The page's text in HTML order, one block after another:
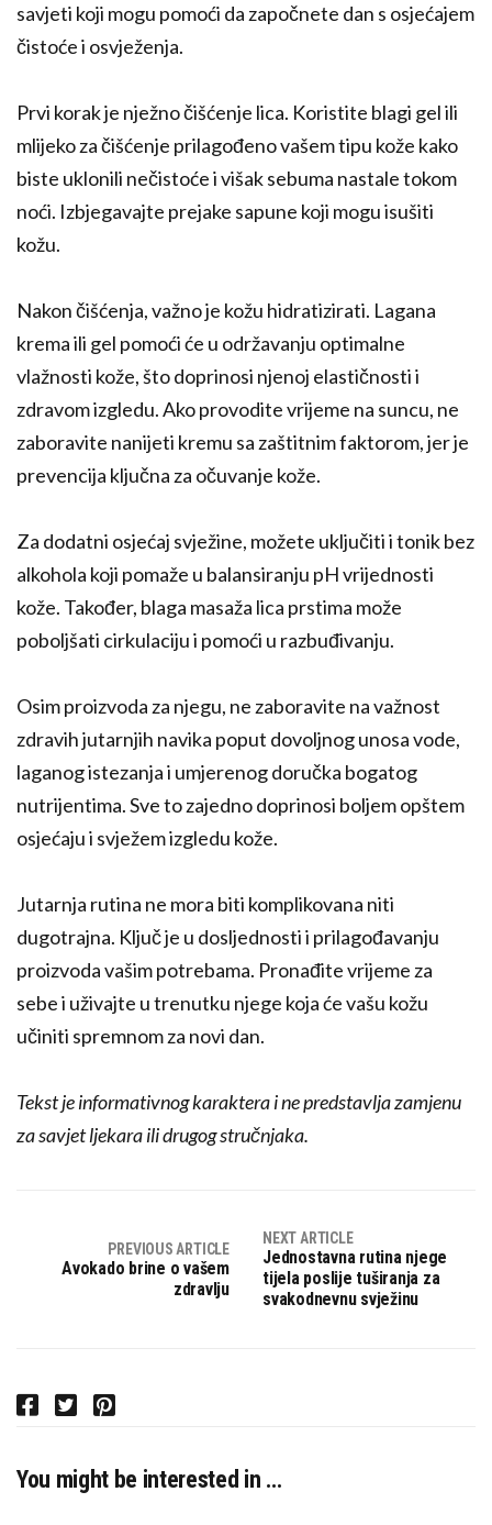
savjeti koji mogu pomoći da započnete dan s osjećajem
čistoće i osvježenja.
Prvi korak je nježno čišćenje lica. Koristite blagi gel ili
mlijeko za čišćenje prilagođeno vašem tipu kože kako
biste uklonili nečistoće i višak sebuma nastale tokom
noći. Izbjegavajte prejake sapune koji mogu isušiti
kožu.
Nakon čišćenja, važno je kožu hidratizirati. Lagana
krema ili gel pomoći će u održavanju optimalne
vlažnosti kože, što doprinosi njenoj elastičnosti i
zdravom izgledu. Ako provodite vrijeme na suncu, ne
zaboravite nanijeti kremu sa zaštitnim faktorom, jer je
prevencija ključna za očuvanje kože.
Za dodatni osjećaj svježine, možete uključiti i tonik bez
alkohola koji pomaže u balansiranju pH vrijednosti
kože. Također, blaga masaža lica prstima može
poboljšati cirkulaciju i pomoći u razbuđivanju.
Osim proizvoda za njegu, ne zaboravite na važnost
zdravih jutarnjih navika poput dovoljnog unosa vode,
laganog istezanja i umjerenog doručka bogatog
nutrijentima. Sve to zajedno doprinosi boljem opštem
osjećaju i svježem izgledu kože.
Jutarnja rutina ne mora biti komplikovana niti
dugotrajna. Ključ je u dosljednosti i prilagođavanju
proizvoda vašim potrebama. Pronađite vrijeme za
sebe i uživajte u trenutku njege koja će vašu kožu
učiniti spremnom za novi dan.
Tekst je informativnog karaktera i ne predstavlja zamjenu
za savjet ljekara ili drugog stručnjaka.
PREVIOUS ARTICLE
Avokado brine o vašem
zdravlju
NEXT ARTICLE
Jednostavna rutina njege
tijela poslije tuširanja za
svakodnevnu svježinu
F
c
e
T
t
P
n
t
You might be interested in …